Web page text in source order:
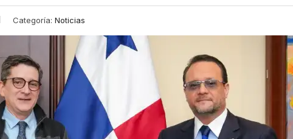
Categoría: Noticias